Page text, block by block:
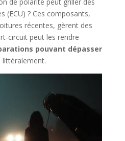
(ECU) ? Ces composants,
récentes, gèrent des
circuit peut les rendre
pouvant dépasser
littéralement.